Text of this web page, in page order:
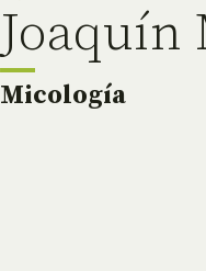
Micología